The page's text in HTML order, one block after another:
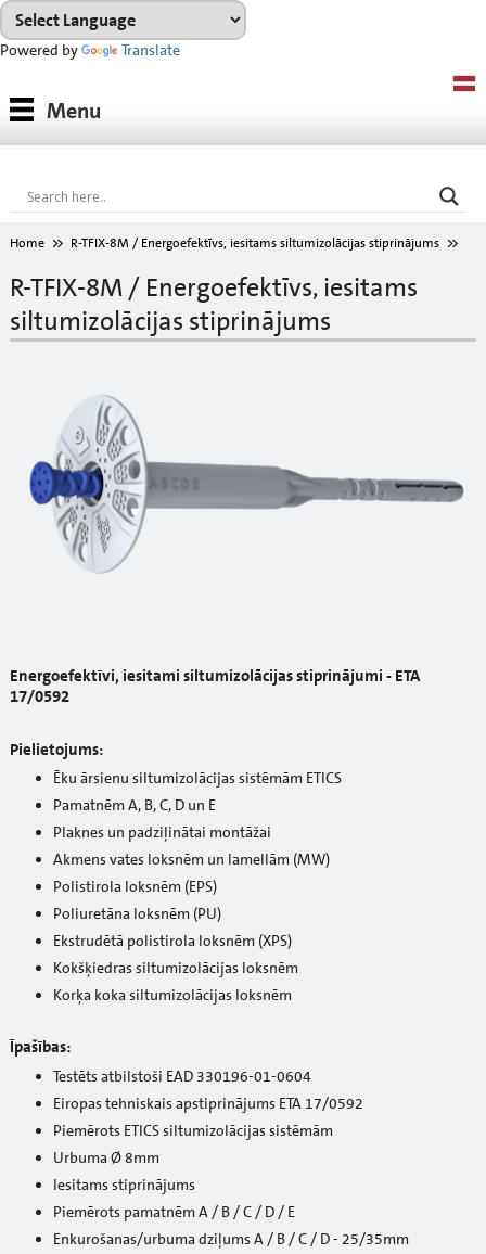
Powered by Translate
Produkti
Produktu sistēmas
Konsultācijas
Noma
Projekti
Lejupielādes
Par mums
Menu
Home R-TFIX-8M / Energoefektīvs, iesitams siltumizolācijas stiprinājums
R-TFIX-8M / Energoefektīvs, iesitams
siltumizolācijas stiprinājums
Energoefektīvi, iesitami siltumizolācijas stiprinājumi - ETA
17/0592
Pielietojums:
Ēku ārsienu siltumizolācijas sistēmām ETICS
Pamatnēm A, B, C, D un E
Plaknes un padziļinātai montāžai
Akmens vates loksnēm un lamellām (MW)
Polistirola loksnēm (EPS)
Poliuretāna loksnēm (PU)
Ekstrudētā polistirola loksnēm (XPS)
Kokšķiedras siltumizolācijas loksnēm
Korķa koka siltumizolācijas loksnēm
Īpašības:
Testēts atbilstoši EAD 330196-01-0604
Eiropas tehniskais apstiprinājums ETA 17/0592
Piemērots ETICS siltumizolācijas sistēmām
Urbuma Ø 8mm
Iesitams stiprinājums
Piemērots pamatnēm A / B / C / D / E
Enkurošanas/urbuma dziļums A / B / C / D - 25/35mm